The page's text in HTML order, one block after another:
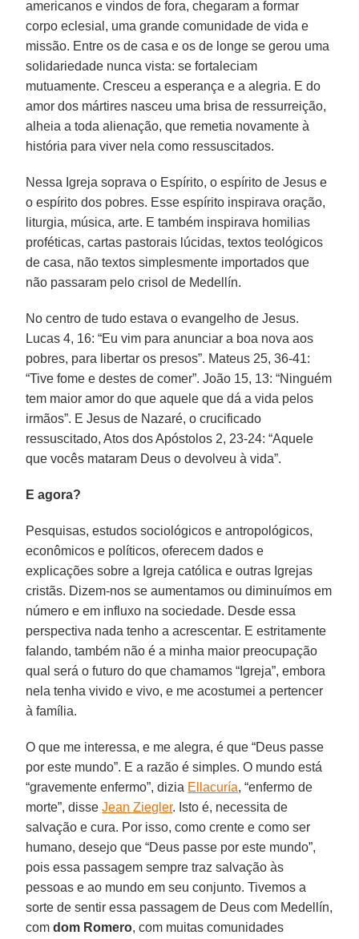
americanos e vindos de fora, chegaram a formar
corpo eclesial, uma grande comunidade de vida e
missão. Entre os de casa e os de longe se gerou uma
solidariedade nunca vista: se fortaleciam
mutuamente. Cresceu a esperança e a alegria. E do
amor dos mártires nasceu uma brisa de ressurreição,
alheia a toda alienação, que remetia novamente à
história para viver nela como ressuscitados.
Nessa Igreja soprava o Espírito, o espírito de Jesus e
o espírito dos pobres. Esse espírito inspirava oração,
liturgia, música, arte. E também inspirava homilias
proféticas, cartas pastorais lúcidas, textos teológicos
de casa, não textos simplesmente importados que
não passaram pelo crisol de Medellín.
No centro de tudo estava o evangelho de Jesus.
Lucas 4, 16: “Eu vim para anunciar a boa nova aos
pobres, para libertar os presos”. Mateus 25, 36-41:
“Tive fome e destes de comer”. João 15, 13: “Ninguém
tem maior amor do que aquele que dá a vida pelos
irmãos”. E Jesus de Nazaré, o crucificado
ressuscitado, Atos dos Apóstolos 2, 23-24: “Aquele
que vocês mataram Deus o devolveu à vida”.
E agora?
Pesquisas, estudos sociológicos e antropológicos,
econômicos e políticos, oferecem dados e
explicações sobre a Igreja católica e outras Igrejas
cristãs. Dizem-nos se aumentamos ou diminuímos em
número e em influxo na sociedade. Desde essa
perspectiva nada tenho a acrescentar. E estritamente
falando, também não é a minha maior preocupação
qual será o futuro do que chamamos “Igreja”, embora
nela tenha vivido e vivo, e me acostumei a pertencer
à família.
O que me interessa, e me alegra, é que “Deus passe
por este mundo”. E a razão é simples. O mundo está
“gravemente enfermo”, dizia Ellacuría, “enfermo de
morte”, disseJean Ziegler. Isto é, necessita de
salvação e cura. Por isso, como crente e como ser
humano, desejo que “Deus passe por este mundo”,
pois essa passagem sempre traz salvação às
pessoas e ao mundo em seu conjunto. Tivemos a
sorte de sentir essa passagem de Deus com Medellín,
comdom Romero, com muitas comunidades